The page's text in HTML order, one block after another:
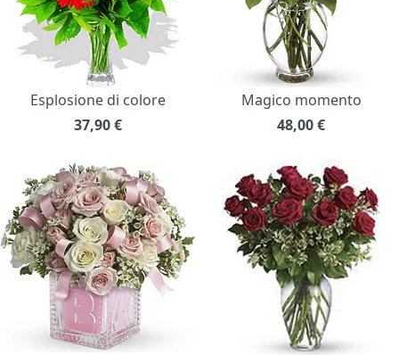
Esplosione di colore
37,90€
Magico momento
48,00€